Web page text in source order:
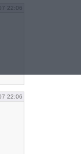
22:06
22:06